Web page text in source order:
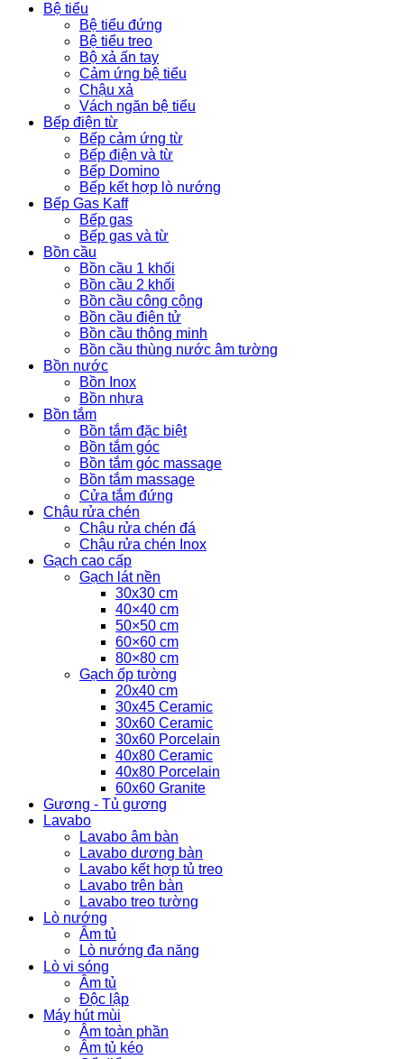
Bệ tiểu
Bệ tiểu đứng
Bệ tiểu treo
Bộ xả ấn tay
Cảm ứng bệ tiểu
Chậu xả
Vách ngăn bệ tiểu
Bếp điện từ
Bếp cảm ứng từ
Bếp điện và từ
Bếp Domino
Bếp kết hợp lò nướng
Bếp Gas Kaff
Bếp gas
Bếp gas và từ
Bồn cầu
Bồn cầu 1 khối
Bồn cầu 2 khối
Bồn cầu công cộng
Bồn cầu điện tử
Bồn cầu thông minh
Bồn cầu thùng nước âm tường
Bồn nước
Bồn Inox
Bồn nhựa
Bồn tắm
Bồn tắm đặc biệt
Bồn tắm góc
Bồn tắm góc massage
Bồn tắm massage
Cửa tắm đứng
Chậu rửa chén
Chậu rửa chén đá
Chậu rửa chén Inox
Gạch cao cấp
Gạch lát nền
30x30 cm
40×40 cm
50×50 cm
60×60 cm
80×80 cm
Gạch ốp tường
20x40 cm
30x45 Ceramic
30x60 Ceramic
30x60 Porcelain
40x80 Ceramic
40x80 Porcelain
60x60 Granite
Gương - Tủ gương
Lavabo
Lavabo âm bàn
Lavabo dương bàn
Lavabo kết hợp tủ treo
Lavabo trên bàn
Lavabo treo tường
Lò nướng
Âm tủ
Lò nướng đa năng
Lò vi sóng
Âm tủ
Độc lập
Máy hút mùi
Âm toàn phần
Âm tủ kéo